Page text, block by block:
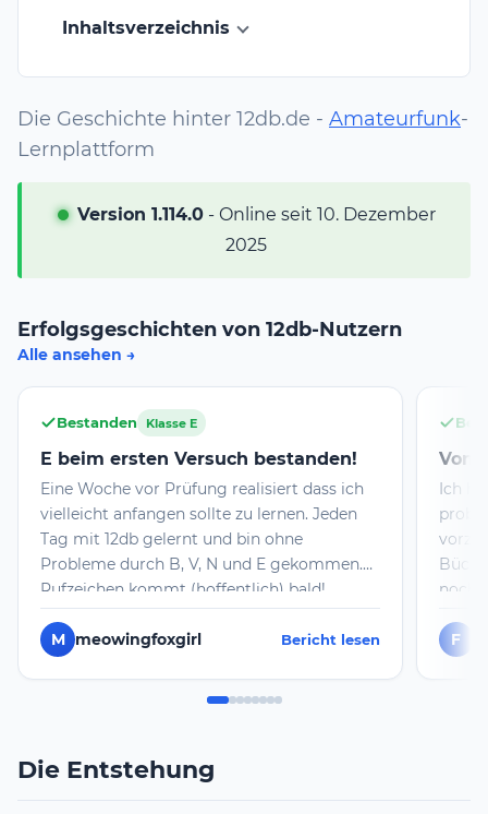
Inhaltsverzeichnis
Die Geschichte hinter 12db.de - Amateurfunk-
Lernplattform
Version 1.114.0- Online seit 10. Dezember
2025
Erfolgsgeschichten von 12db-Nutzern
Alle ansehen
Bestanden Klasse E
E beim ersten Versuch bestanden!
Eine Woche vor Prüfung realisiert dass ich
vielleicht anfangen sollte zu lernen. Jeden
Tag mit 12db gelernt und bin ohne
Probleme durch B, V, N und E gekommen.
Rufzeichen kommt (hoffentlich) bald!
M meowingfoxgirl Bericht lesen
Von
Ich
noch
ich
F
Die Entstehung